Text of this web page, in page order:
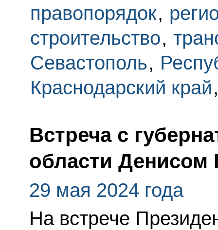
правопорядок,
строительство,
Севастополь,
Краснодарский край
Встреча с
области Денисом
29 мая 2024 года
На встрече